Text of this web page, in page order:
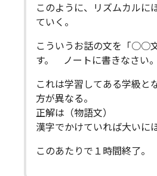
このように、リズムカルに
ていく。
こういうお話の文を「○○
す。 ノートに書きなさい。
これは学習してある学級と
方が異なる。
正解は（物語文）
漢字でかけていれば大いに
このあたりで１時間終了。